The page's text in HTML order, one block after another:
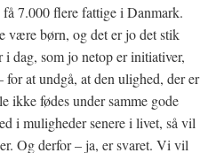
7.000 flere fattige i Danmark.
være børn, og det er jo det stik
dag, som jo netop er initiativer,
at undgå, at den ulighed, der er
ikke fødes under samme gode
i muligheder senere i livet, så vil
Og derfor – ja, er svaret. Vi vil